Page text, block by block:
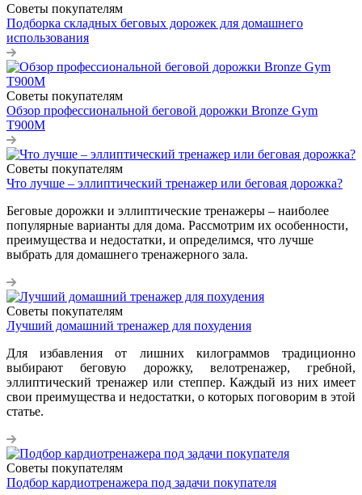
Советы покупателям
Подборка складных беговых дорожек для домашнего
использования
Советы покупателям
Обзор профессиональной беговой дорожки Bronze Gym
T900M
Советы покупателям
Что лучше – эллиптический тренажер или беговая дорожка?
Беговые дорожки и эллиптические тренажеры – наиболее
популярные варианты для дома. Рассмотрим их особенности,
преимущества и недостатки, и определимся, что лучше
выбрать для домашнего тренажерного зала.
Советы покупателям
Лучший домашний тренажер для похудения
Для избавления от лишних килограммов традиционно
выбирают беговую дорожку, велотренажер, гребной,
эллиптический тренажер или степпер. Каждый из них имеет
свои преимущества и недостатки, о которых поговорим в этой
статье.
Советы покупателям
Подбор кардиотренажера под задачи покупателя